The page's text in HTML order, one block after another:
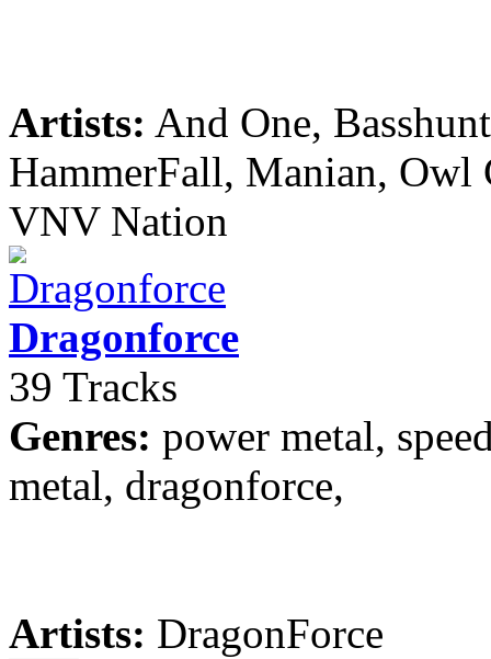
Artists: And One,
HammerFall, Manian, Owl
VNV Nation
Dragonforce
39 Tracks
Genres: power metal,
metal, dragonforce,
Artists: DragonForce